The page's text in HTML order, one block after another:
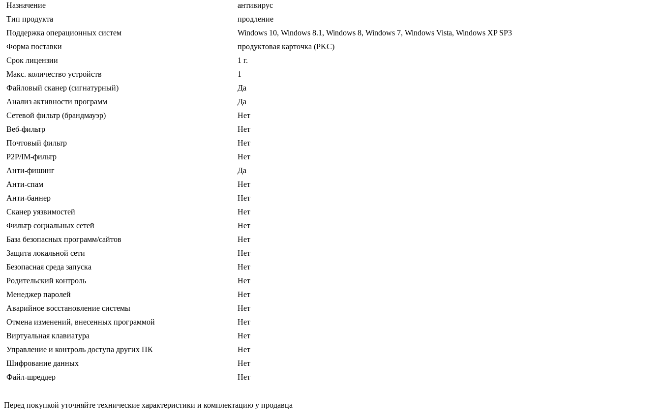
Назначение
антивирус
Тип продукта
продление
Поддержка операционных систем
Windows 10, Windows 8.1, Windows 8, Windows 7, Windows Vista, Windows XP SP3
Форма поставки
продуктовая карточка (PKC)
Срок лицензии
1 г.
Макс. количество устройств
1
Файловый сканер (сигнатурный)
Да
Анализ активности программ
Да
Сетевой фильтр (брандмауэр)
Нет
Веб-фильтр
Нет
Почтовый фильтр
Нет
P2P/IM-фильтр
Нет
Анти-фишинг
Да
Анти-спам
Нет
Анти-баннер
Нет
Сканер уязвимостей
Нет
Фильтр социальных сетей
Нет
База безопасных программ/сайтов
Нет
Защита локальной сети
Нет
Безопасная среда запуска
Нет
Родительский контроль
Нет
Менеджер паролей
Нет
Аварийное восстановление системы
Нет
Отмена изменений, внесенных программой
Нет
Виртуальная клавиатура
Нет
Управление и контроль доступа других ПК
Нет
Шифрование данных
Нет
Файл-шреддер
Нет
Перед покупкой уточняйте технические характеристики и комплектацию у продавца